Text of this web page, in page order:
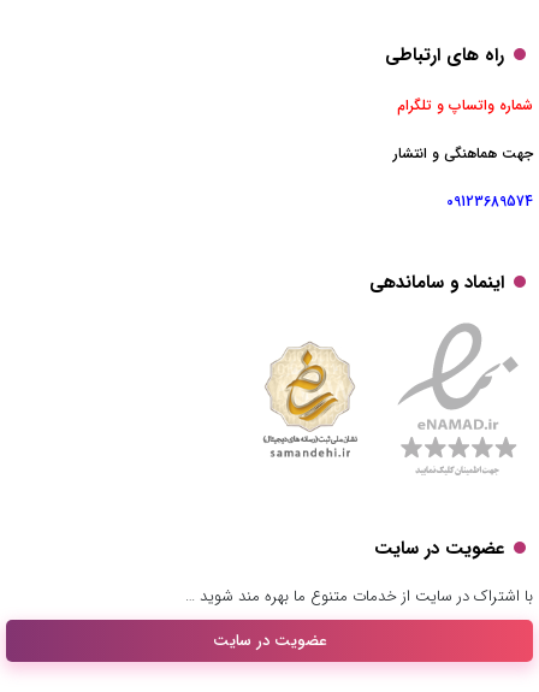
راه های ارتباطی
شماره واتساپ و تلگرام
جهت هماهنگی و انتشار
09123689574
اینماد و ساماندهی
عضویت در سایت
با اشتراک در سایت از خدمات متنوع ما بهره مند شوید …
عضویت در سایت